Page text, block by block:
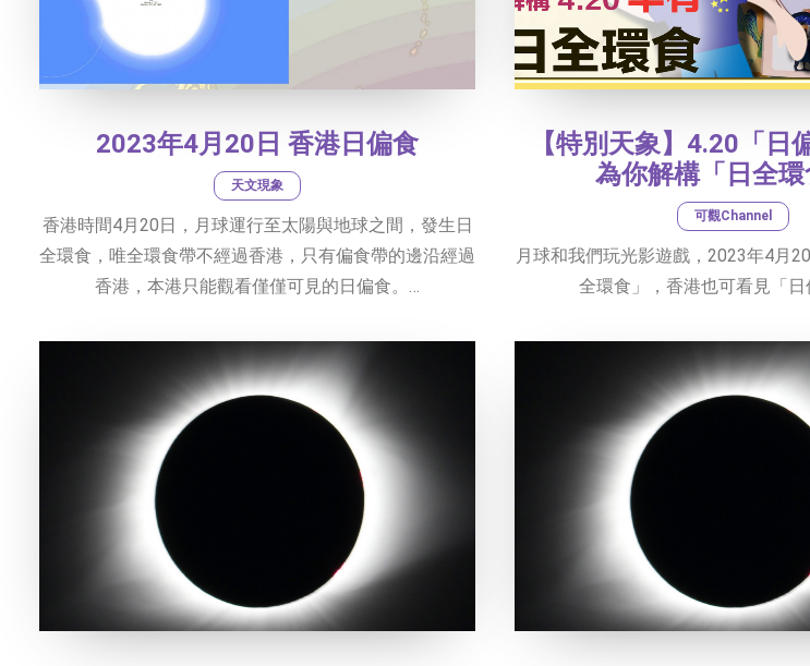
2023年4月20日 香港日偏食
天文現象
香港時間4月20日，月球運行至太陽與地球之間，發生日
全環食，唯全環食帶不經過香港，只有偏食帶的邊沿經過
香港，本港只能觀看僅僅可見的日偏食。…
【特別天象】4.20「日
為你解構「日全環
可觀Channel
月球和我們玩光影遊戲，2023年4月
全環食」，香港也可看見「日